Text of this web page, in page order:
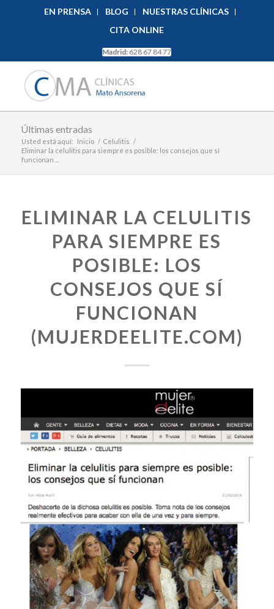
EN PRENSA BLOG
NUESTRAS CLÍNICAS
CITA ONLINE
Madrid: 628 67 84 77
Últimas entradas
Usted está aquí: Inicio / Celulitis /
Eliminar la celulitis para siempre es posible: los consejos que sí
funcionan ...
ELIMINAR LA CELULITIS
PARA SIEMPRE ES
POSIBLE: LOS
CONSEJOS QUE SÍ
FUNCIONAN
(MUJERDEELITE.COM)